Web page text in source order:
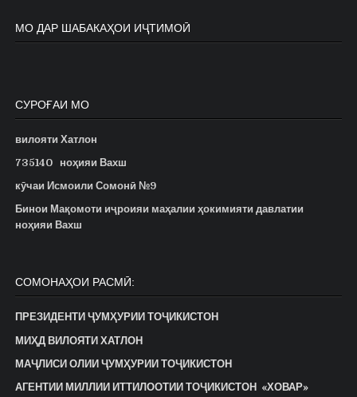
МО ДАР ШАБАКАҲОИ ИҶТИМОӢ
СУРОҒАИ МО
вилояти Хатлон
735140
ноҳияи Вахш
кӯчаи Исмоили Сомонӣ №9
Бинои Мақомоти иҷроияи маҳалии ҳокимияти давлатии
ноҳияи Вахш
СОМОНАҲОИ РАСМӢ:
ПРЕЗИДЕНТИ ҶУМҲУРИИ ТОҶИКИСТОН
МИҲД ВИЛОЯТИ ХАТЛОН
МАҶЛИСИ ОЛИИ ҶУМҲУРИИ ТОҶИКИСТОН
АГЕНТИИ МИЛЛИИ ИТТИЛООТИИ ТОҶИКИСТОН «ХОВАР»